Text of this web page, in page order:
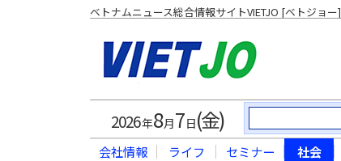
ベトナムニュース総合情報サイトVIETJO [ベトジョー]
2026年8月7 日(金)
会社情報 ライフ セミナー 社会